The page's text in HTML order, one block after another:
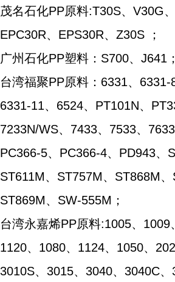
茂名石化PP原料:T30S、V30G、
EPC30R、EPS30R、Z30S ；
广州石化PP塑料：S700、J641
台湾福聚PP原料：6331、6331-
6331-11、6524、PT101N、
7233N/WS、7433、7533、7633
PC366-5、PC366-4、PD943、
ST611M、ST757M、ST868M、
ST869M、SW-555M；
台湾永嘉烯PP原料:1005、1009
1120、1080、1124、1050、
3010S、3015、3040、3040C、